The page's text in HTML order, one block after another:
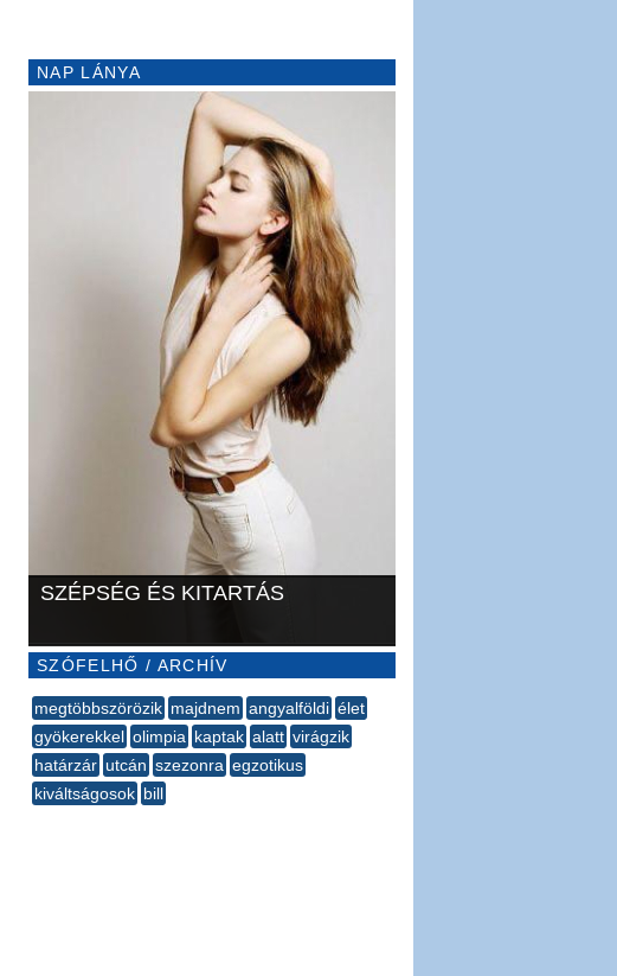
NAP LÁNYA
SZÉPSÉG ÉS KITARTÁS
SZÓFELHŐ / ARCHÍV
megtöbbszörözik majdnem angyalföldi élet
gyökerekkel olimpia kaptak alatt virágzik
határzár utcán szezonra egzotikus
kiváltságosok bill